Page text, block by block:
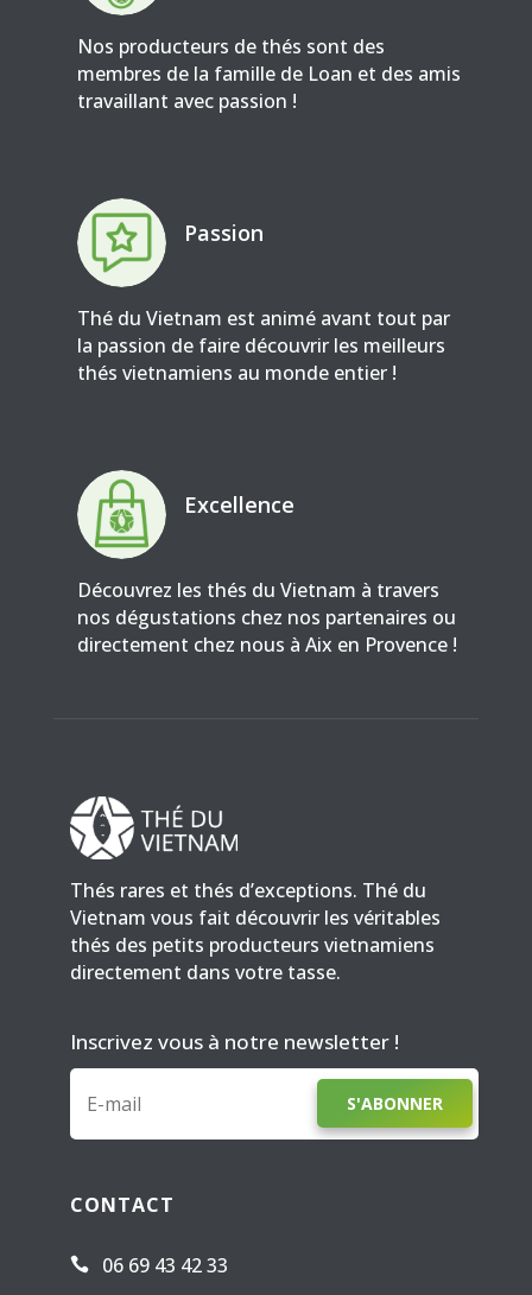
Nos producteurs de thés sont des
membres de la famille de Loan et des amis
travaillant avec passion !
Passion
Thé du Vietnam est animé avant tout par
la passion de faire découvrir les meilleurs
thés vietnamiens au monde entier !
Excellence
Découvrez les thés du Vietnam à travers
nos dégustations chez nos partenaires ou
directement chez nous à Aix en Provence !
Thés rares et thés d’exceptions. Thé du
Vietnam vous fait découvrir les véritables
thés des petits producteurs vietnamiens
directement dans votre tasse.
Inscrivez vous à notre newsletter !
S'ABONNER
CONTACT
 06 69 43 42 33